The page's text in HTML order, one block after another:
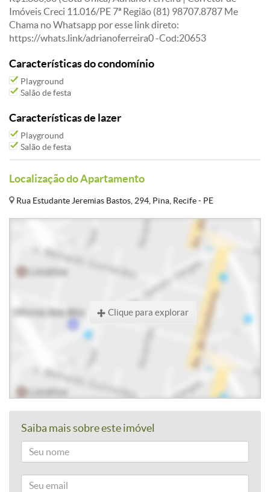
Imóveis Creci 11.016/PE 7ª Região (81) 98707.8787 Me
Chama no Whatsapp por esse link direto:
https://whats.link/adrianoferreira0 -Cod:20653
Características do condomínio
Playground
Salão de festa
Características de lazer
Playground
Salão de festa
Localização do Apartamento
Rua Estudante Jeremias Bastos, 294, Pina, Recife - PE
Clique para explorar
Saiba mais sobre este imóvel